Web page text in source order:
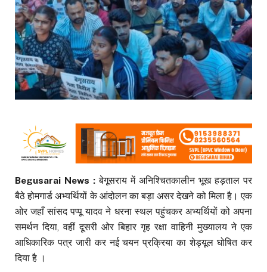
Begusarai News : बेगूसराय में अनिश्चितकालीन भूख हड़ताल पर
बैठे होमगार्ड अभ्यर्थियों के आंदोलन का बड़ा असर देखने को मिला है। एक
ओर जहाँ सांसद पप्पू यादव ने धरना स्थल पहुंचकर अभ्यर्थियों को अपना
समर्थन दिया, वहीं दूसरी ओर बिहार गृह रक्षा वाहिनी मुख्यालय ने एक
आधिकारिक पत्र जारी कर नई चयन प्रक्रिया का शेड्यूल घोषित कर
दिया है ।